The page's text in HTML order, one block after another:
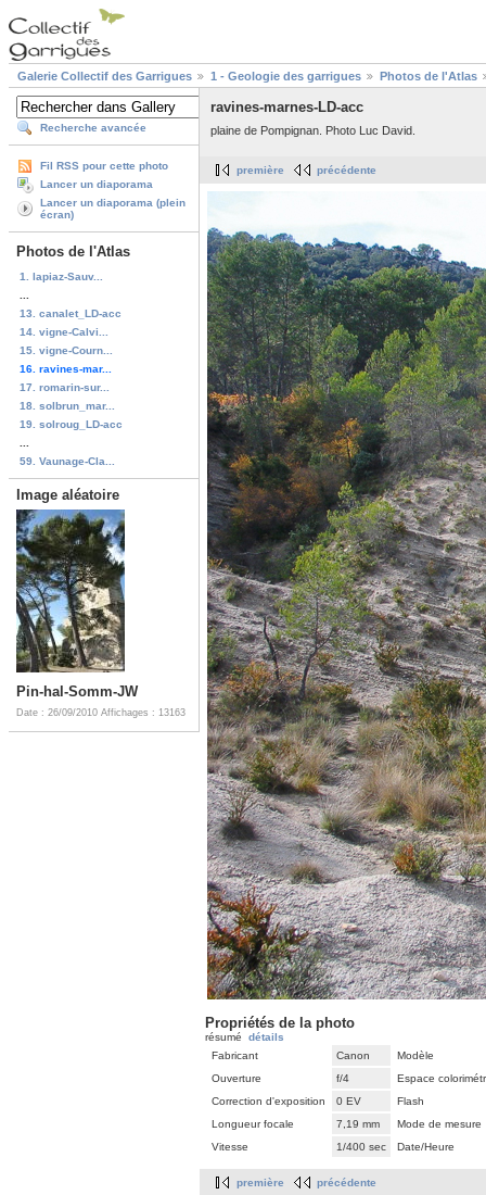
Galerie Collectif des Garrigues 1 - Geologie des garrigues Photos de l'Atlas
Recherche avancée
Fil RSS pour cette photo
Lancer un diaporama
Lancer un diaporama (plein
écran)
Photos de l'Atlas
1. lapiaz-Sauv...
13. canalet_LD-acc
14. vigne-Calvi...
15. vigne-Courn...
16. ravines-mar...
17. romarin-sur...
18. solbrun_mar...
19. solroug_LD-acc
59. Vaunage-Cla...
Image aléatoire
Pin-hal-Somm-JW
Date : 26/09/2010 Affichages : 13163
ravines-marnes-LD-acc
plaine de Pompignan. Photo Luc David.
première précédente
Propriétés de la photo
résumé détails
Fabricant
Canon
Modèle
Ouverture
f/4
Espace
Correction d'exposition
0 EV
Flash
Longueur focale
7,19 mm
Mode de mesure
Vitesse
1/400 sec Date/Heure
première précédente